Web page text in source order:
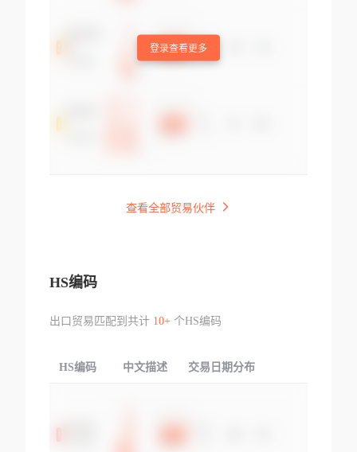
登录查看更多
查看全部贸易伙伴
HS编码
出口贸易匹配到共计 10+个HS编码
HS编码 中文描述 交易日期分布